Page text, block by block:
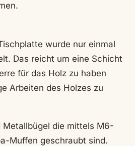
wurde nur einmal
Das reicht um eine Schicht
für das Holz zu haben
Arbeiten des Holzes zu
Metallbügel die mittels M6-
Muffen geschraubt sind.